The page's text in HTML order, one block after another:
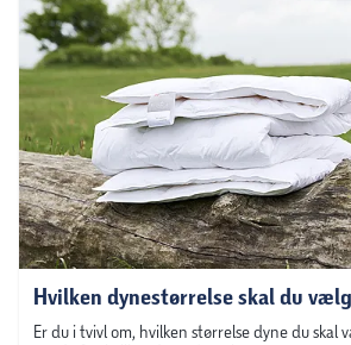
Hvilken dynestørrelse skal du
Er du i tvivl om, hvilken størrelse dyne du skal